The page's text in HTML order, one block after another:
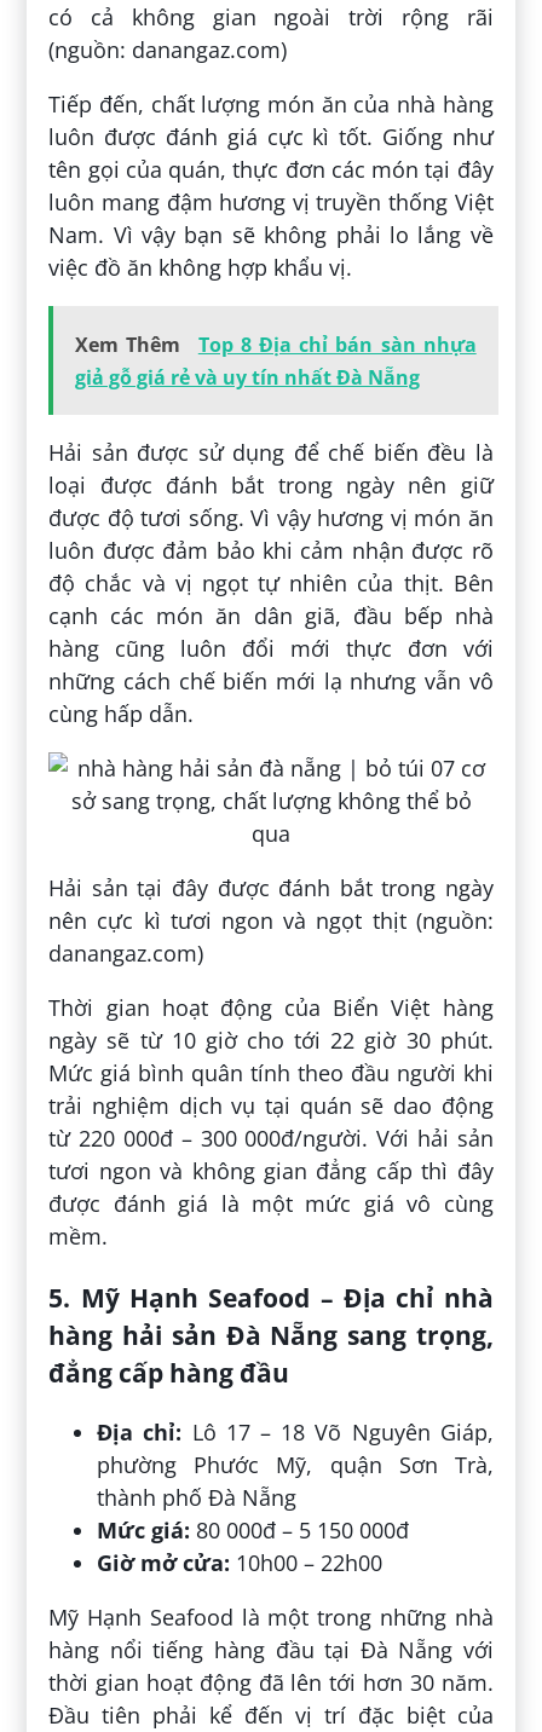
có cả không gian ngoài trời rộng rãi
(nguồn: danangaz.com)
Tiếp đến, chất lượng món ăn của nhà hàng
luôn được đánh giá cực kì tốt. Giống như
tên gọi của quán, thực đơn các món tại đây
luôn mang đậm hương vị truyền thống Việt
Nam. Vì vậy bạn sẽ không phải lo lắng về
việc đồ ăn không hợp khẩu vị.
Xem Thêm
Top 8 Địa chỉ bán sàn nhựa
giả gỗ giá rẻ và uy tín nhất Đà Nẵng
Hải sản được sử dụng để chế biến đều là
loại được đánh bắt trong ngày nên giữ
được độ tươi sống. Vì vậy hương vị món ăn
luôn được đảm bảo khi cảm nhận được rõ
độ chắc và vị ngọt tự nhiên của thịt. Bên
cạnh các món ăn dân giã, đầu bếp nhà
hàng cũng luôn đổi mới thực đơn với
những cách chế biến mới lạ nhưng vẫn vô
cùng hấp dẫn.
Hải sản tại đây được đánh bắt trong ngày
nên cực kì tươi ngon và ngọt thịt (nguồn:
danangaz.com)
Thời gian hoạt động của Biển Việt hàng
ngày sẽ từ 10 giờ cho tới 22 giờ 30 phút.
Mức giá bình quân tính theo đầu người khi
trải nghiệm dịch vụ tại quán sẽ dao động
từ 220 000đ – 300 000đ/người. Với hải sản
tươi ngon và không gian đẳng cấp thì đây
được đánh giá là một mức giá vô cùng
mềm.
5. Mỹ Hạnh Seafood – Địa chỉ nhà
hàng hải sản Đà Nẵng sang trọng,
đẳng cấp hàng đầu
Địa chỉ: Lô 17 – 18 Võ Nguyên Giáp,
phường Phước Mỹ, quận Sơn Trà,
thành phố Đà Nẵng
Mức giá: 80 000đ – 5 150 000đ
Giờ mở cửa: 10h00 – 22h00
Mỹ Hạnh Seafood là một trong những nhà
hàng nổi tiếng hàng đầu tại Đà Nẵng với
thời gian hoạt động đã lên tới hơn 30 năm.
Đầu tiên phải kể đến vị trí đặc biệt của